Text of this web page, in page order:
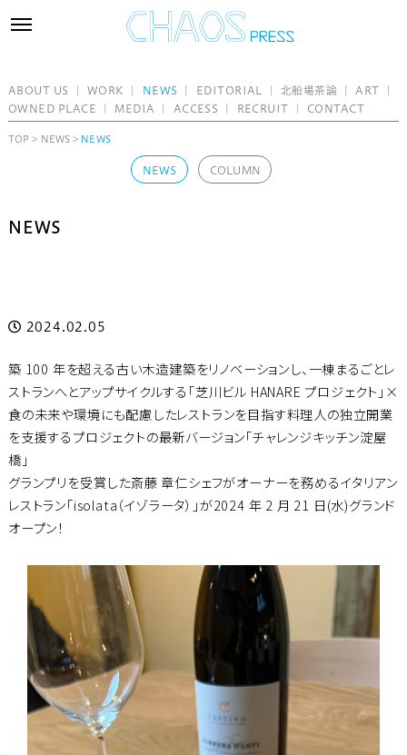
toggle
ABOUT US WORK NEWS EDITORIAL 北船場茶論 ART
OWNED PLACE
MEDIA ACCESS RECRUIT CONTACT
NEWS COLUMN
TOP > NEWS > NEWS
NEWS
2024.02.05
築 100 年を超える古い木造建築をリノベーションし、一棟まるごとレ
ストランへとアップサイクルする「芝川ビル HANARE プロジェクト」×
食の未来や環境にも配慮したレストランを目指す料理人の独立開業
を支援するプロジェクトの最新バージョン「チャレンジキッチン淀屋
橋」
グランプリを受賞した斎藤 章仁シェフがオーナーを務めるイタリアン
レストラン「isolata（イゾラータ）」が2024 年 2 月 21 日(水)グランド
オープン！